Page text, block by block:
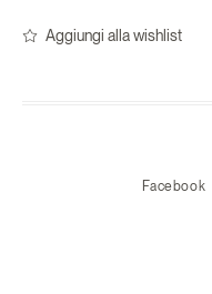
Aggiungi alla wishlist
Facebook